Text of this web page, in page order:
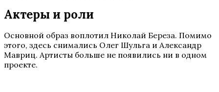
Актеры и роли
Основной образ воплотил Николай Береза. Помимо
этого, здесь снимались Олег Шульга и Александр
Мавриц. Артисты больше не появились ни в одном
проекте.